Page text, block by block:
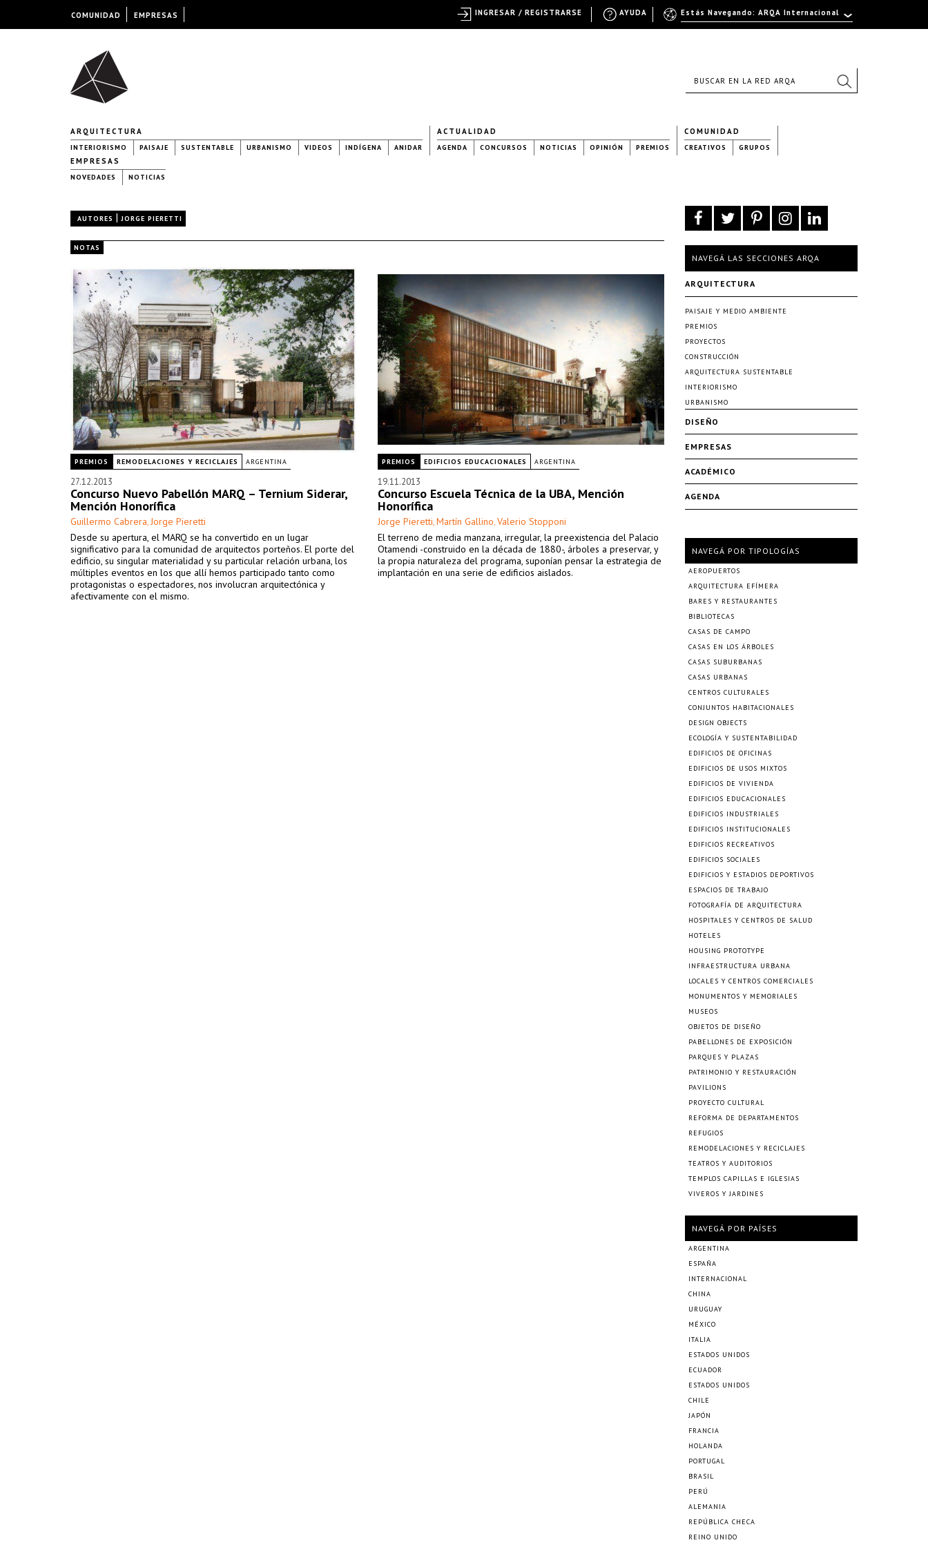
ARQUITECTURA
INTERIORISMO PAISAJE SUSTENTABLE URBANISMO VIDEOS INDÍGENA ANIDAR
ACTUALIDAD
AGENDA CONCURSOS NOTICIAS OPINIÓN PREMIOS
COMUNIDAD
CREATIVOS GRUPOS
EMPRESAS
NOVEDADES NOTICIAS
AUTORES | JORGE PIERETTI
NOTAS
PREMIOS REMODELACIONES Y RECICLAJES ARGENTINA
27.12.2013
Concurso Nuevo Pabellón MARQ – Ternium Siderar,
Mención Honorífica
Guillermo Cabrera, Jorge Pieretti
Desde su apertura, el MARQ se ha convertido en un lugar
significativo para la comunidad de arquitectos porteños. El porte del
edificio, su singular materialidad y su particular relación urbana, los
múltiples eventos en los que allí hemos participado tanto como
protagonistas o espectadores, nos involucran arquitectónica y
afectivamente con el mismo.
PREMIOS EDIFICIOS EDUCACIONALES ARGENTINA
19.11.2013
Concurso Escuela Técnica de la UBA, Mención
Honorífica
Jorge Pieretti, Martín Gallino, Valerio Stopponi
El terreno de media manzana, irregular, la preexistencia del Palacio
Otamendi -construido en la década de 1880-, árboles a preservar, y
la propia naturaleza del programa, suponían pensar la estrategia de
implantación en una serie de edificios aislados.
NAVEGÁ LAS SECCIONES ARQA
ARQUITECTURA
PAISAJE Y MEDIO AMBIENTE
PREMIOS
PROYECTOS
CONSTRUCCIÓN
ARQUITECTURA SUSTENTABLE
INTERIORISMO
URBANISMO
DISEÑO
EMPRESAS
ACADÉMICO
AGENDA
NAVEGÁ POR TIPOLOGÍAS
AEROPUERTOS
ARQUITECTURA EFÍMERA
BARES Y RESTAURANTES
BIBLIOTECAS
CASAS DE CAMPO
CASAS EN LOS ÁRBOLES
CASAS SUBURBANAS
CASAS URBANAS
CENTROS CULTURALES
CONJUNTOS HABITACIONALES
DESIGN OBJECTS
ECOLOGÍA Y SUSTENTABILIDAD
EDIFICIOS DE OFICINAS
EDIFICIOS DE USOS MIXTOS
EDIFICIOS DE VIVIENDA
EDIFICIOS EDUCACIONALES
EDIFICIOS INDUSTRIALES
EDIFICIOS INSTITUCIONALES
EDIFICIOS RECREATIVOS
EDIFICIOS SOCIALES
EDIFICIOS Y ESTADIOS DEPORTIVOS
ESPACIOS DE TRABAJO
FOTOGRAFÍA DE ARQUITECTURA
HOSPITALES Y CENTROS DE SALUD
HOTELES
HOUSING PROTOTYPE
INFRAESTRUCTURA URBANA
LOCALES Y CENTROS COMERCIALES
MONUMENTOS Y MEMORIALES
MUSEOS
OBJETOS DE DISEÑO
PABELLONES DE EXPOSICIÓN
PARQUES Y PLAZAS
PATRIMONIO Y RESTAURACIÓN
PAVILIONS
PROYECTO CULTURAL
REFORMA DE DEPARTAMENTOS
REFUGIOS
REMODELACIONES Y RECICLAJES
TEATROS Y AUDITORIOS
TEMPLOS CAPILLAS E IGLESIAS
VIVEROS Y JARDINES
NAVEGÁ POR PAÍSES
ARGENTINA
ESPAÑA
INTERNACIONAL
CHINA
URUGUAY
MÉXICO
ITALIA
ESTADOS UNIDOS
ECUADOR
ESTADOS UNIDOS
CHILE
JAPÓN
FRANCIA
HOLANDA
PORTUGAL
BRASIL
PERÚ
ALEMANIA
REPÚBLICA CHECA
REINO UNIDO
COMUNIDAD EMPRESAS Estás Navegando: ARQA Internacional
AYUDA
INGRESAR / REGISTRARSE